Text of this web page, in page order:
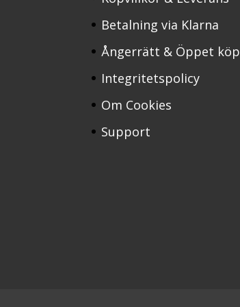
Betalning via Klarna
Ångerrätt & Öppet köp
Integritetspolicy
Om Cookies
Support